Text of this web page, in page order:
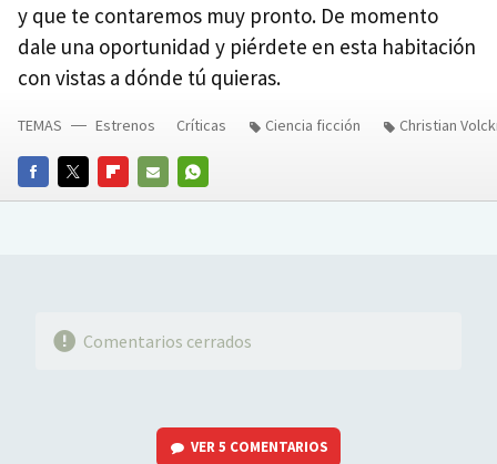
y que te contaremos muy pronto. De momento
dale una oportunidad y piérdete en esta habitación
con vistas a dónde tú quieras.
FACEBOOKTWITTERFLIPBOARD
E-
WHATSAPP
TEMAS Estrenos Críticas Ciencia ficción Christian
Comentarios cerrados
VER5 COMENTARIOS